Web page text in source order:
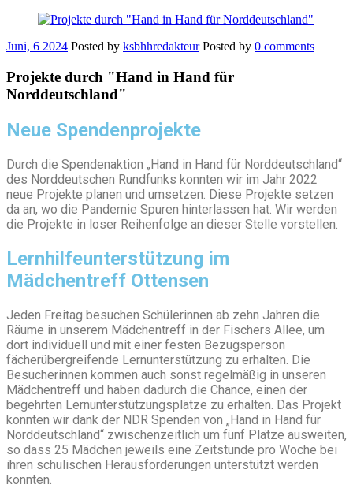
Juni, 6 2024 Posted by ksbhhredakteurPosted by 0 comments
Projekte durch "Hand in Hand für
Norddeutschland"
Neue Spendenprojekte
Durch die Spendenaktion „Hand in Hand für Norddeutschland“
des Norddeutschen Rundfunks konnten wir im Jahr 2022
neue Projekte planen und umsetzen. Diese Projekte setzen
da an, wo die Pandemie Spuren hinterlassen hat. Wir werden
die Projekte in loser Reihenfolge an dieser Stelle vorstellen.
Lernhilfeunterstützung im
Mädchentreff Ottensen
Jeden Freitag besuchen Schülerinnen ab zehn Jahren die
Räume in unserem Mädchentreff in der Fischers Allee, um
dort individuell und mit einer festen Bezugsperson
fächerübergreifende Lernunterstützung zu erhalten. Die
Besucherinnen kommen auch sonst regelmäßig in unseren
Mädchentreff und haben dadurch die Chance, einen der
begehrten Lernunterstützungsplätze zu erhalten. Das Projekt
konnten wir dank der NDR Spenden von „Hand in Hand für
Norddeutschland“ zwischenzeitlich um fünf Plätze ausweiten,
so dass 25 Mädchen jeweils eine Zeitstunde pro Woche bei
ihren schulischen Herausforderungen unterstützt werden
konnten.